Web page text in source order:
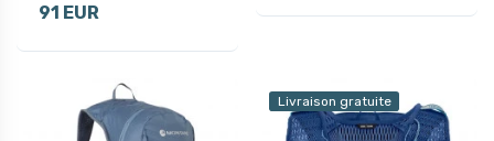
91 EUR
Livraison gratuite